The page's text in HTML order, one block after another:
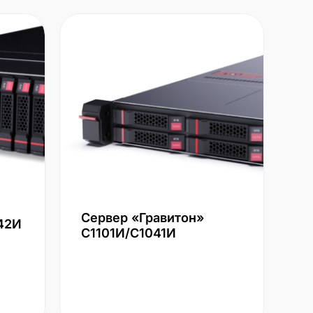
Сервер «Гравитон»
С1101И/С1041И